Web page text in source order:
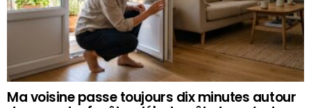
Ma voisine passe toujours dix minutes autour